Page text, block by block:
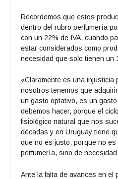
Recordemos que estos
dentro del rubro perfumería
con un 22% de IVA, cuando
estar considerados como
necesidad que solo tienen un
«Claramente es una
nosotros tenemos que
un gasto optativo, es un
debemos hacer, porque el
fisiológico natural que nos
décadas y en Uruguay tiene
que no es justo, porque no
perfumería, sino de
Ante la falta de avances en el